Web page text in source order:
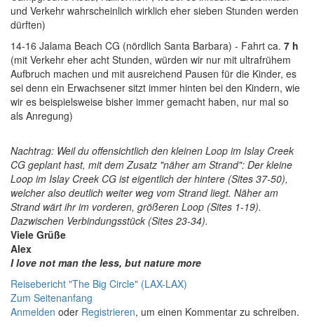
und Verkehr wahrscheinlich wirklich eher sieben Stunden werden
dürften)
14-16 Jalama Beach CG (nördlich Santa Barbara) - Fahrt ca. 7 h
(mit Verkehr eher acht Stunden, würden wir nur mit ultrafrühem
Aufbruch machen und mit ausreichend Pausen für die Kinder, es
sei denn ein Erwachsener sitzt immer hinten bei den Kindern, wie
wir es beispielsweise bisher immer gemacht haben, nur mal so
als Anregung)
Nachtrag: Weil du offensichtlich den kleinen Loop im Islay Creek
CG geplant hast, mit dem Zusatz "näher am Strand": Der kleine
Loop im Islay Creek CG ist eigentlich der hintere (Sites 37-50),
welcher also deutlich weiter weg vom Strand liegt. Näher am
Strand wärt ihr im vorderen, größeren Loop (Sites 1-19).
Dazwischen Verbindungsstück (Sites 23-34).
Viele Grüße
Alex
I love not man the less, but nature more
Reisebericht "The Big Circle" (LAX-LAX)
Zum Seitenanfang
Anmelden oder Registrieren, um einen Kommentar zu schreiben.